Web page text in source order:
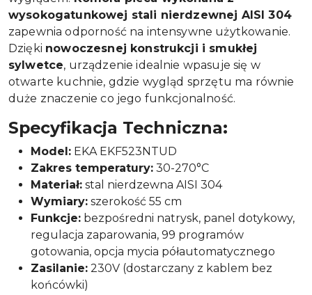
wysokogatunkowej stali nierdzewnej AISI 304
zapewnia odporność na intensywne użytkowanie.
Dzięki nowoczesnej konstrukcji i smukłej
sylwetce, urządzenie idealnie wpasuje się w
otwarte kuchnie, gdzie wygląd sprzętu ma równie
duże znaczenie co jego funkcjonalność.
Specyfikacja Techniczna:
Model: EKA EKF523NTUD
Zakres temperatury: 30-270°C
Materiał: stal nierdzewna AISI 304
Wymiary: szerokość 55 cm
Funkcje: bezpośredni natrysk, panel dotykowy,
regulacja zaparowania, 99 programów
gotowania, opcja mycia półautomatycznego
Zasilanie: 230V (dostarczany z kablem bez
końcówki)